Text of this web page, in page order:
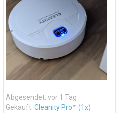
Abgesendet: vor 1 Tag
Gekauft: Cleanity Pro™ (1x)